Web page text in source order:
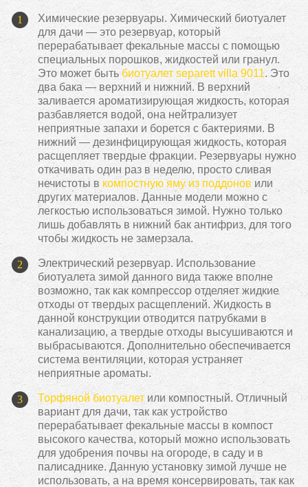
Химические резервуары. Химический биотуалет
для дачи — это резервуар, который
перерабатывает фекальные массы с помощью
специальных порошков, жидкостей или гранул.
Это может быть биотуалет separett villa 9011. Это
два бака — верхний и нижний. В верхний
заливается ароматизирующая жидкость, которая
разбавляется водой, она нейтрализует
неприятные запахи и борется с бактериями. В
нижний — дезинфицирующая жидкость, которая
расщепляет твердые фракции. Резервуары нужно
откачивать один раз в неделю, просто сливая
нечистоты в компостную яму из поддонов или
других материалов. Данные модели можно с
легкостью использоваться зимой. Нужно только
лишь добавлять в нижний бак антифриз, для того
чтобы жидкость не замерзала.
Электрический резервуар. Использование
биотуалета зимой данного вида также вполне
возможно, так как компрессор отделяет жидкие
отходы от твердых расщеплений. Жидкость в
данной конструкции отводится патрубками в
канализацию, а твердые отходы высушиваются и
выбрасываются. Дополнительно обеспечивается
система вентиляции, которая устраняет
неприятные ароматы.
Торфяной биотуалет или компостный. Отличный
вариант для дачи, так как устройство
перерабатывает фекальные массы в компост
высокого качества, который можно использовать
для удобрения почвы на огороде, в саду и в
палисаднике. Данную установку зимой лучше не
использовать, а на время консервировать, так как